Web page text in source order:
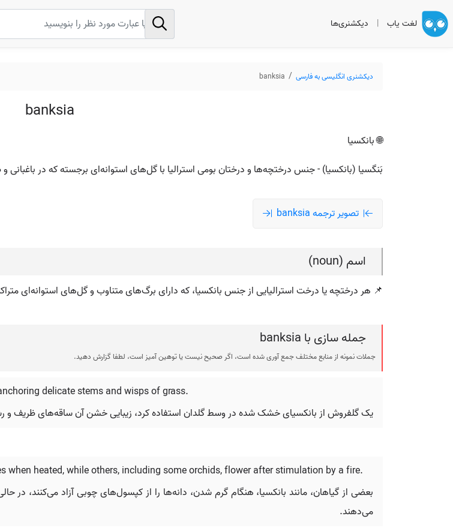
لغت یاب | دیکشنری‌ها
دیکشنری انگلیسی به فارسی banksia
banksia
🌐 بانکسیا
بَنگسیا (بانکسیا) - جنس درختچه‌ها و درختان بومی استرالیا با گل‌های استوانه‌ای برجسته که در باغبانی
تصویر ترجمه banksia
اسم (noun)
📌 هر درختچه یا درخت استرالیایی از جنس بانکسیا، که دارای برگ‌های متناوب و گل‌های استوانه‌ای
جمله سازی با banksia
جملات نمونه از منابع مختلف جمع آوری شده است، اگر صحیح نیست یا توهین آمیز است، لطفا گزارش دهید.
delicate stems and wisps of grass.
یک گلفروش از بانکسیای خشک شده در وسط گلدان استفاده کرد، زیبایی خشن آن ساقه‌های ظریف و
when heated, while others, including some orchids, flower after stimulation by a fire.
بعضی از گیاهان، مانند بانکسیا، هنگام گرم شدن، دانه‌ها را از کپسول‌های چوبی آزاد می‌کنند،
می‌دهند.